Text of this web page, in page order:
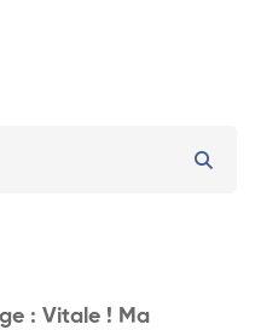
: Vitale ! Ma